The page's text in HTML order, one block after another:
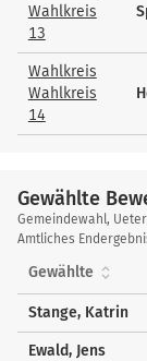
Wahlkreis
13
Wahlkreis
Wahlkreis
14
Gewählte
Gewählte
und
über
Liste
Gemeindewahl,
Amtliches
Gewählte
Stange, Katrin
Ewald, Jens